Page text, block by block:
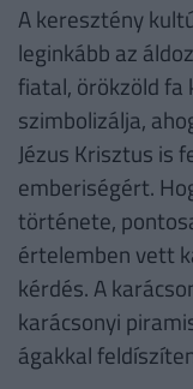
A keresztény
leginkább az
fiatal, örökzöld fa
szimbolizálja,
Jézus Krisztus is
emberiségért.
története,
értelemben vett
kérdés. A
karácsonyi
ágakkal